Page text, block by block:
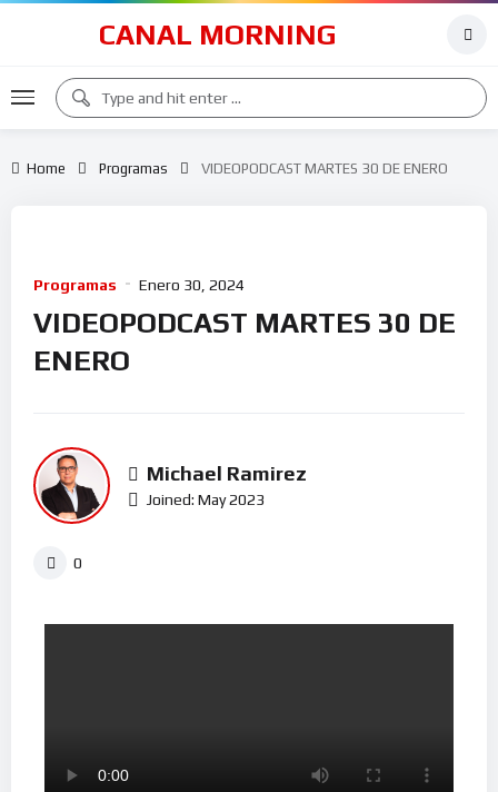
CANAL MORNING
Home Programas VIDEOPODCAST MARTES 30 DE ENERO
Programas Enero 30, 2024
VIDEOPODCAST MARTES 30 DE
ENERO
Michael Ramirez
Joined: May 2023
0